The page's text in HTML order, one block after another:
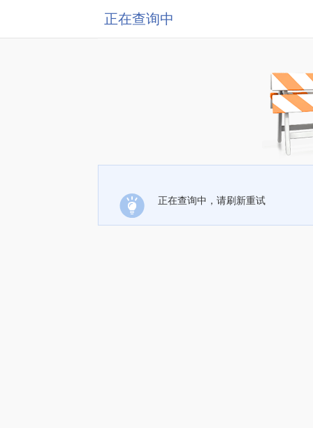
正在查询中
正在查询中，请刷新重试